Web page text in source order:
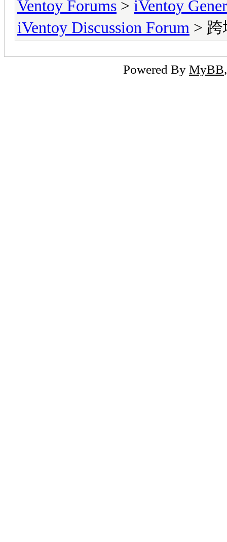
Ventoy Forums > iVentoy
iVentoy Discussion Forum >
Powered By MyBB